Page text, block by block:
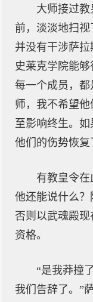
大师接过
前，淡淡地扫视
并没有干涉萨拉
史莱克学院能
每一个成员，
师，我不希望
至影响终生。
他们的伤势恢复
有教皇令
他还能说什么？
否则以武魂殿
资格。
“是我莽撞
我们告辞了。”